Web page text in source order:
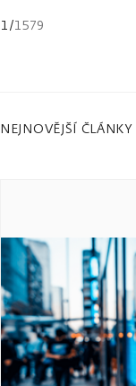
1/1579
NEJNOVĚJŠÍ ČLÁNKY